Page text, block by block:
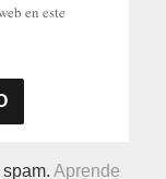
en este
spam.Aprende